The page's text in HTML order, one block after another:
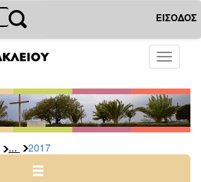
ΕΙΣΟΔΟΣ
Toggle
... 2017